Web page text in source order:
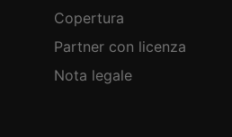
Copertura
Partner con licenza
Nota legale